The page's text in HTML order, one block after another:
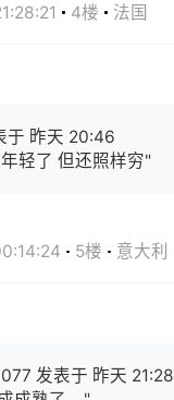
4楼 法国
于 昨天 20:46
轻了 但还照样穷"
5楼 意大利
发表于 昨天 21:28